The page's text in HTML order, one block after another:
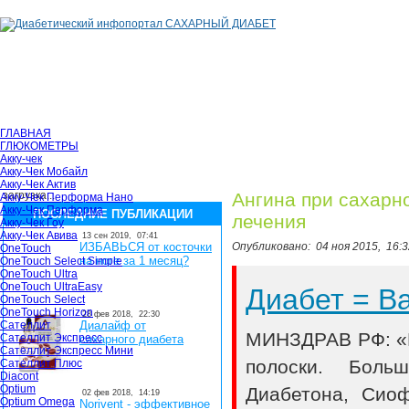
ГЛАВНАЯ
ГЛЮКОМЕТРЫ
Акку-чек
Акку-Чек Мобайл
Акку-Чек Актив
Акку-Чек Перформа Нано
Акку-Чек Перформа
Акку-Чек Гоу
Акку-Чек Авива
OneTouch
OneTouch Select Simple
OneTouch Ultra
OneTouch UltraEasy
OneTouch Select
OneTouch Horizon
Сателлит
Сателлит Экспресс
Сателлит Экспресс Мини
Сателлит Плюс
Diacont
Optium
Optium Omega
загрузка...
ПОСЛЕДНИЕ ПУБЛИКАЦИИ
13 сен 2019, 07:41
ИЗБАВЬСЯ от косточки
на ноге за 1 месяц?
28 фев 2018, 22:30
Диалайф от
сахарного диабета
02 фев 2018, 14:19
Norivent - эффективное
Ангина при
лечения
Опубликовано: 04 ноя 2015,
Диабет =
МИНЗДРАВ РФ:
полоски.
Диабетона,